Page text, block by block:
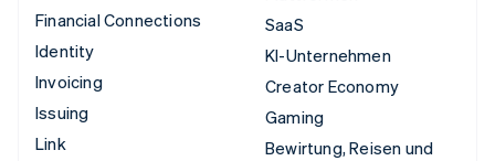
Financial Connections
Identity
Invoicing
Issuing
Link
SaaS
KI-Unternehmen
Creator Economy
Gaming
Bewirtung, Reisen und